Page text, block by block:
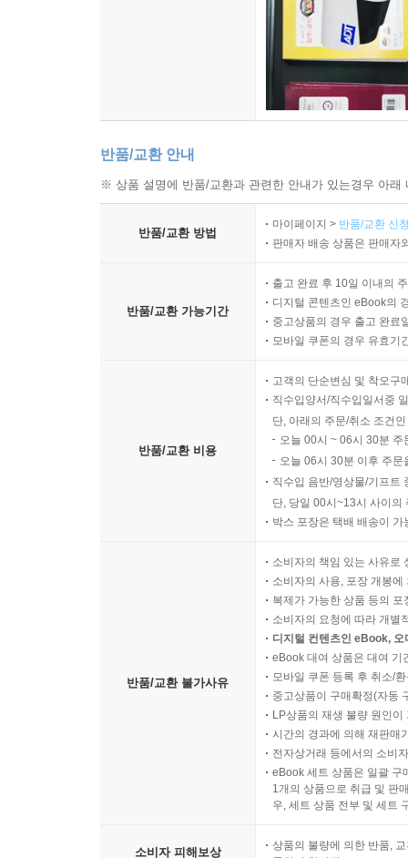
반품/교환 안내
※ 상품 설명에 반품/교환과 관련한 안내가 있는경우 아
반품/교환 방법
마이페이지 > 반품/교환 신
판매자 배송 상품은 판매자
반품/교환 가능기간
출고 완료 후 10일 이내의
디지털 콘텐츠인 eBook의
중고상품의 경우 출고 완료
모바일 쿠폰의 경우 유효기
반품/교환 비용
고객의 단순변심 및 착오구
직수입양서/직수입일서중
단, 아래의 주문/취소 조건
오늘 00시 ~ 06시 30분
오늘 06시 30분 이후 주
직수입 음반/영상물/기프트
단, 당일 00시~13시 사이의
박스 포장은 택배 배송이
반품/교환 불가사유
소비자의 책임 있는 사유로
소비자의 사용, 포장 개봉
복제가 가능한 상품 등의
소비자의 요청에 따라 개별
디지털 컨텐츠인 eBook,
eBook 대여 상품은 대여 기
모바일 쿠폰 등록 후 취소/
중고상품이 구매확정(자동
LP상품의 재생 불량 원인
시간의 경과에 의해 재판매
전자상거래 등에서의 소비
eBook 세트 상품은 일괄 구
1개의 상품으로 취급 및 판
우, 세트 상품 전부 및 세트
소비자 피해보상
상품의 불량에 의한 반품,